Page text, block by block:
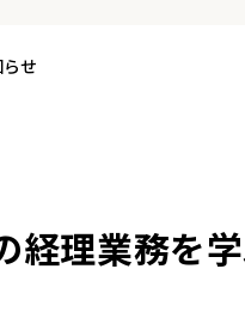
せ
理業務を